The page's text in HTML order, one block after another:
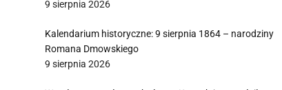
9 sierpnia 2026
Kalendarium historyczne: 9 sierpnia 1864 – narodziny
Romana Dmowskiego
9 sierpnia 2026